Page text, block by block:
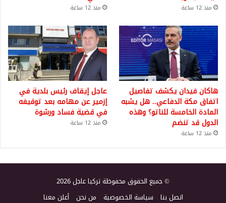
منذ 12 ساعة منذ 12 ساعة
هاكان فيدان يكشف تفاصيل
اتفاق مكة الدفاعي.. هل يشبه
المادة الخامسة للناتو؟ وهذه
الدول قد تنضم
منذ 12 ساعة
عاجل إيقاف رئيس بلدية في
إزمير عن مهامه بعد توقيفه
في قضية فساد ورشوة
منذ 12 ساعة
© جميع الحقوق محفوظة تركيا عاجل 2026
اتصل بنا سياسة الخصوصية من نحن أعلن معنا